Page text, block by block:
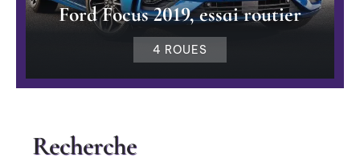
Ford Focus 2019, essai routier
4 ROUES
Recherche